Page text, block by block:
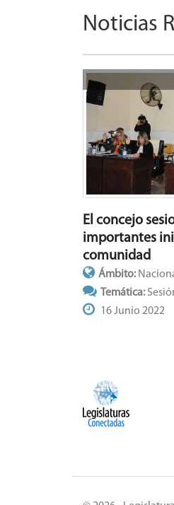
Noticias
El concejo
importantes
comunidad
Ámbito:
Temática:
16 Junio 2022